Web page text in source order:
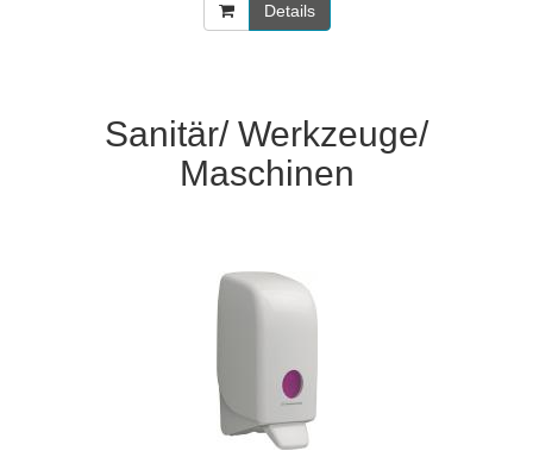
Details
Sanitär/ Werkzeuge/
Maschinen